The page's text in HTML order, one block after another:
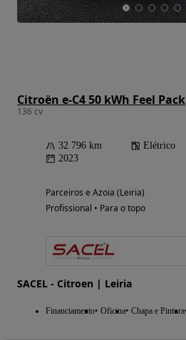
Citroën e-C4 50 kWh Feel Pack
136 cv
32 796 km Elétrico
2023
Parceiros e Azoia (Leiria)
Profissional • Para o topo
SACEL - Citroen | Leiria
Financiamento Oficina Chapa e Pintura